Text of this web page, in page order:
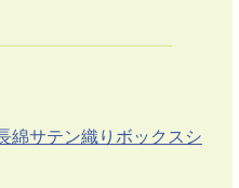
綿サテン織りボックスシ